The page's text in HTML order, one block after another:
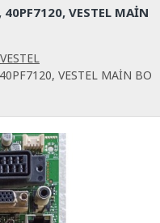
VESTEL
VESTEL MAİN BO
VESTEL MAİN